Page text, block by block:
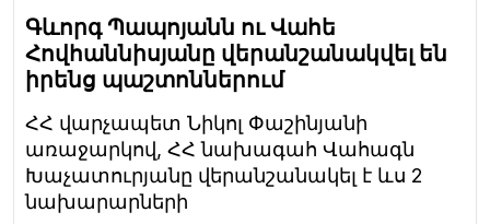
Գևորգ Պապոյանն ու Վահե
Հովհաննիսյանը վերանշանակվել են
իրենց պաշտոններում
ՀՀ վարչապետ Նիկոլ Փաշինյանի
առաջարկով, ՀՀ նախագահ Վահագն
Խաչատուրյանը վերանշանակել է ևս 2
նախարարների